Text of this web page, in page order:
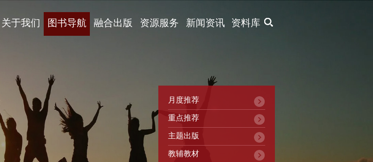
X
关于我们 图书导航 融合出版 资源服务 新闻资讯 资料库
月度推荐
重点推荐
主题出版
教辅教材